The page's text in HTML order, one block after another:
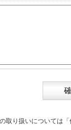
取り扱いについては